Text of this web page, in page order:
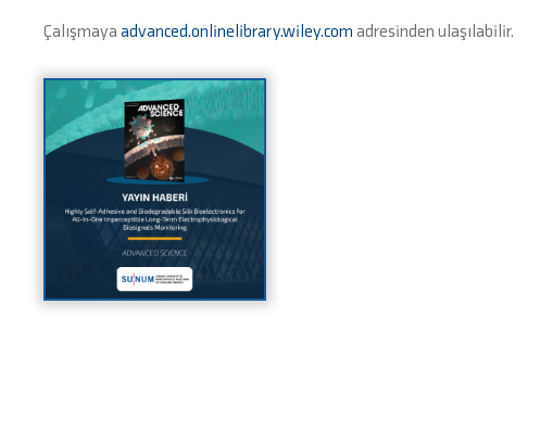
Çalışmaya advanced.onlinelibrary.wiley.com adresinden ulaşılabilir.